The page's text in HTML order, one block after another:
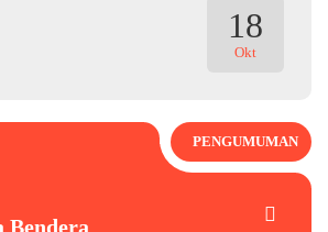
18
Okt
PENGUMUMAN
Bendera